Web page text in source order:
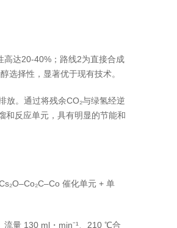
高达20-40%；路线2为直接合成
选择性，显著优于现有技术。
放。通过将残余CO₂与绿氢经逆
和反应单元，具有明显的节能和
催化单元 + 单
流量 130 ml・min⁻¹、210 ℃合